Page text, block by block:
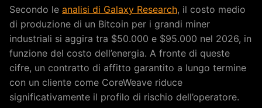
Secondo le analisi di Galaxy Research, il costo medio
di produzione di un Bitcoin per i grandi miner
industriali si aggira tra $50.000 e $95.000 nel 2026, in
funzione del costo dell’energia. A fronte di queste
cifre, un contratto di affitto garantito a lungo termine
con un cliente come CoreWeave riduce
significativamente il profilo di rischio dell’operatore.